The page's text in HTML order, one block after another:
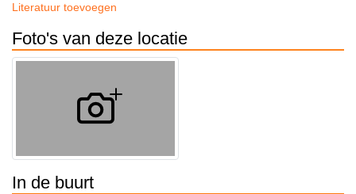
Literatuur toevoegen
Foto's van deze locatie
In de buurt